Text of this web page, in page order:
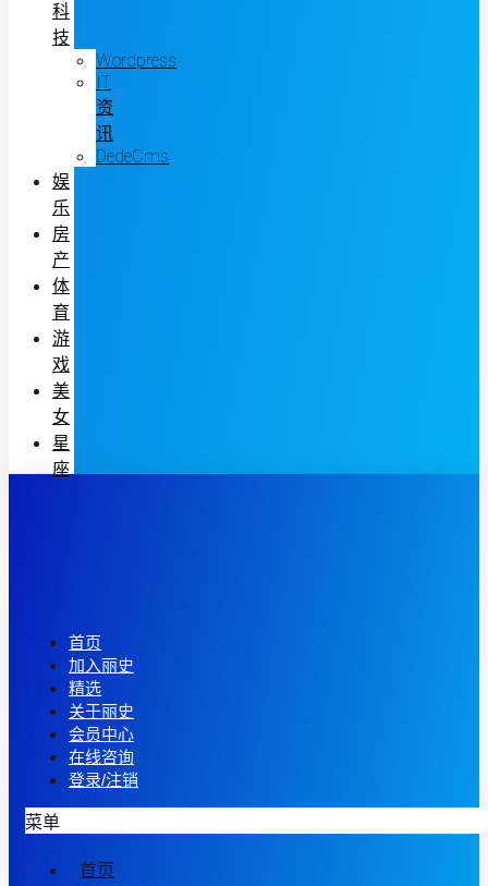
科
技
Wordpress
IT
资
讯
DedeCms
娱
乐
房
产
体
育
游
戏
美
女
星
座
首页
加入丽史
精选
关于丽史
会员中心
在线咨询
登录/注销
菜单
首页